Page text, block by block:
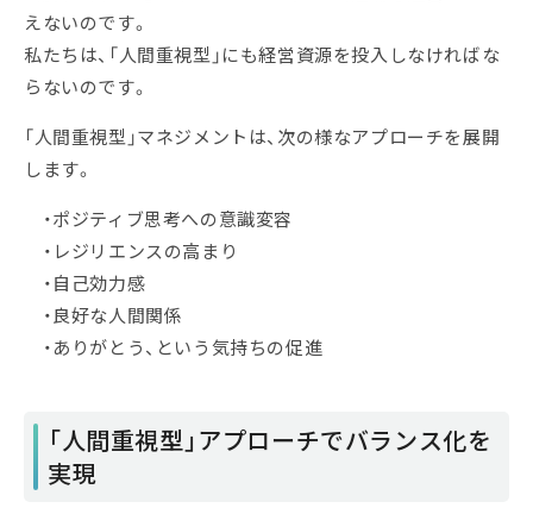
えないのです。
私たちは、「人間重視型」にも経営資源を投入しなければな
らないのです。
「人間重視型」マネジメントは、次の様なアプローチを展開
します。
・ポジティブ思考への意識変容
・レジリエンスの高まり
・自己効力感
・良好な人間関係
・ありがとう、という気持ちの促進
「人間重視型」アプローチでバランス化を
実現